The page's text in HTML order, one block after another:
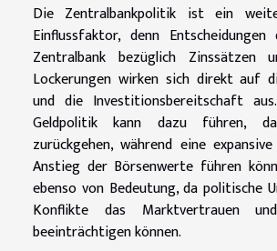
Die Zentralbankpolitik ist ein
Einflussfaktor, denn Entscheidungen
Zentralbank bezüglich Zinssätzen
Lockerungen wirken sich direkt auf
und die Investitionsbereitschaft
Geldpolitik kann dazu führen,
zurückgehen, während eine
Anstieg der Börsenwerte führen
ebenso von Bedeutung, da politische
Konflikte das Marktvertrauen
beeinträchtigen können.